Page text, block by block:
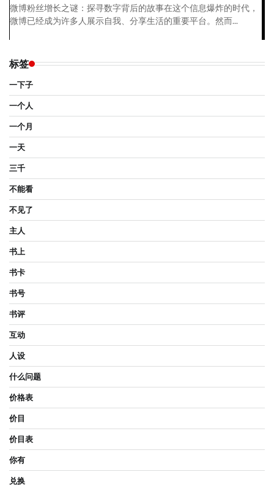
微博粉丝增长之谜：探寻数字背后的故事在这个信息爆炸的时代，
微博已经成为许多人展示自我、分享生活的重要平台。然而...
标签
一下子
一个人
一个月
一天
三千
不能看
不见了
主人
书上
书卡
书号
书评
互动
人设
什么问题
价格表
价目
价目表
你有
兑换